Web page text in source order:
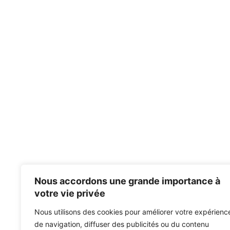
Nous accordons une grande importance à
votre vie privée
Nous utilisons des cookies pour améliorer votre
de navigation, diffuser des publicités ou du contenu